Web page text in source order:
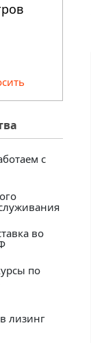
с
во
по
лизинг